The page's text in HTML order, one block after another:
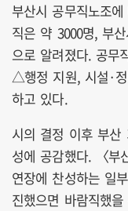
부산시 공무직노조
직은 약 3000명, 부
으로 알려졌다. 공
△행정 지원, 시설·
하고 있다.
시의 결정 이후 부산
성에 공감했다. 〈부
연장에 찬성하는 일
진했으면 바람직했